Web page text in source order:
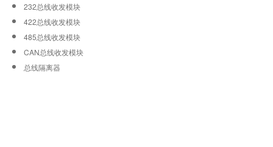
232总线收发模块
422总线收发模块
485总线收发模块
CAN总线收发模块
总线隔离器